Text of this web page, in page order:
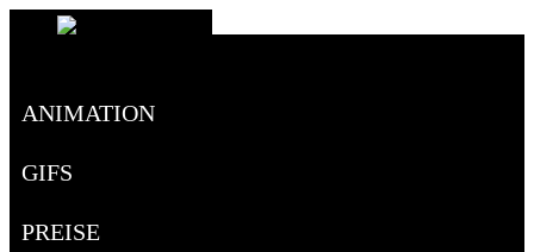
ANIMATION
GIFS
PREISE
GIF PL